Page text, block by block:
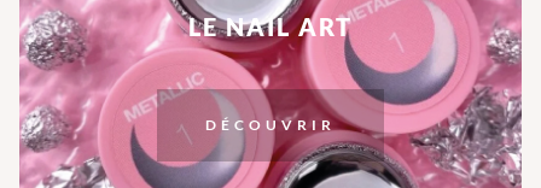
LE NAIL ART
DÉCOUVRIR